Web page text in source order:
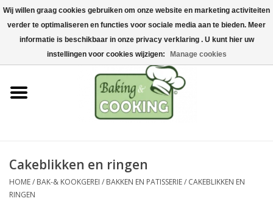
Home
Bak-& kookgerei
Machines & onderdelen
Chocolade & ijsbereiding
Hygiëne & opslag
Cakeblikken en ringen
HOME/ BAK-& KOOKGEREI / BAKKEN EN PATISSERIE/ CAKEBLIKKEN EN
RINGEN
Wij willen graag cookies gebruiken om onze website en marketing activiteiten
verder te optimaliseren en functies voor sociale media aan te bieden. Meer
informatie is beschikbaar in onze privacy verklaring . U kunt hier uw
instellingen voor cookies wijzigen:
Manage cookies